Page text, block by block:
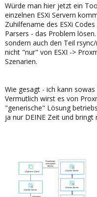
Würde man hier jetzt ein
einzelnen ESXi Servern
Zuhilfename des ESXi
Parsers - das Problem
sondern auch den Teil
nicht "nur" von ESXI ->
Szenarien.
Wie gesagt - ich kann
Vermutlich wirst es von
"generische" Lösung
ja nur DEINE Zeit und bringt